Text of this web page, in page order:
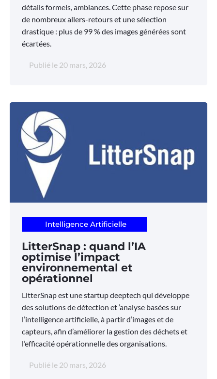
détails formels, ambiances. Cette phase repose sur
de nombreux allers-retours et une sélection
drastique : plus de 99 % des images générées sont
écartées.
Publié le 20 mars, 2026
Intelligence Artificielle
LitterSnap : quand l’IA
optimise l’impact
environnemental et
opérationnel
LitterSnap est une startup deeptech qui développe
des solutions de détection et ’analyse basées sur
l’intelligence artificielle, à partir d’images et de
capteurs, afin d’améliorer la gestion des déchets et
l’efficacité opérationnelle des organisations.
Publié le 20 mars, 2026